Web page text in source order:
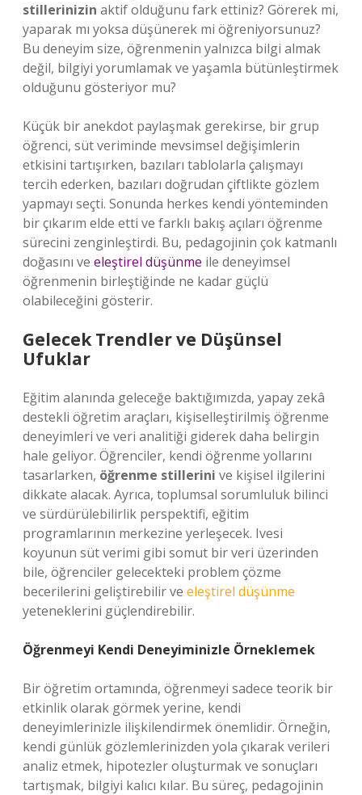
stillerinizin aktif olduğunu fark ettiniz? Görerek mi,
yaparak mı yoksa düşünerek mi öğreniyorsunuz?
Bu deneyim size, öğrenmenin yalnızca bilgi almak
değil, bilgiyi yorumlamak ve yaşamla bütünleştirmek
olduğunu gösteriyor mu?
Küçük bir anekdot paylaşmak gerekirse, bir grup
öğrenci, süt veriminde mevsimsel değişimlerin
etkisini tartışırken, bazıları tablolarla çalışmayı
tercih ederken, bazıları doğrudan çiftlikte gözlem
yapmayı seçti. Sonunda herkes kendi yönteminden
bir çıkarım elde etti ve farklı bakış açıları öğrenme
sürecini zenginleştirdi. Bu, pedagojinin çok katmanlı
doğasını ve eleştirel düşünme ile deneyimsel
öğrenmenin birleştiğinde ne kadar güçlü
olabileceğini gösterir.
Gelecek Trendler ve Düşünsel
Ufuklar
Eğitim alanında geleceğe baktığımızda, yapay zekâ
destekli öğretim araçları, kişiselleştirilmiş öğrenme
deneyimleri ve veri analitiği giderek daha belirgin
hale geliyor. Öğrenciler, kendi öğrenme yollarını
tasarlarken, öğrenme stillerini ve kişisel ilgilerini
dikkate alacak. Ayrıca, toplumsal sorumluluk bilinci
ve sürdürülebilirlik perspektifi, eğitim
programlarının merkezine yerleşecek. Ivesi
koyunun süt verimi gibi somut bir veri üzerinden
bile, öğrenciler gelecekteki problem çözme
becerilerini geliştirebilir ve eleştirel düşünme
yeteneklerini güçlendirebilir.
Öğrenmeyi Kendi Deneyiminizle Örneklemek
Bir öğretim ortamında, öğrenmeyi sadece teorik bir
etkinlik olarak görmek yerine, kendi
deneyimlerinizle ilişkilendirmek önemlidir. Örneğin,
kendi günlük gözlemlerinizden yola çıkarak verileri
analiz etmek, hipotezler oluşturmak ve sonuçları
tartışmak, bilgiyi kalıcı kılar. Bu süreç, pedagojinin